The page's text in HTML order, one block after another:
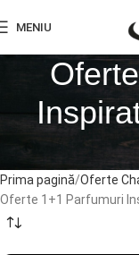
MENIU
Prima pagină Oferte
Oferte 1+1 Parfumuri